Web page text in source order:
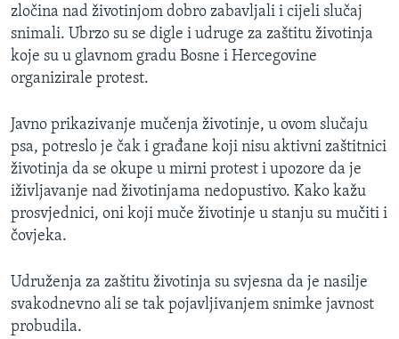
zločina nad životinjom dobro zabavljali i cijeli slučaj
snimali. Ubrzo su se digle i udruge za zaštitu životinja
koje su u glavnom gradu Bosne i Hercegovine
organizirale protest.
Javno prikazivanje mučenja životinje, u ovom slučaju
psa, potreslo je čak i građane koji nisu aktivni zaštitnici
životinja da se okupe u mirni protest i upozore da je
iživljavanje nad životinjama nedopustivo. Kako kažu
prosvjednici, oni koji muče životinje u stanju su mučiti i
čovjeka.
Udruženja za zaštitu životinja su svjesna da je nasilje
svakodnevno ali se tak pojavljivanjem snimke javnost
probudila.